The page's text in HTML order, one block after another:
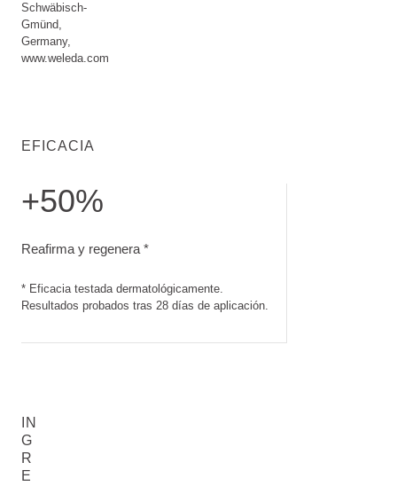
Schwäbisch-
Gmünd,
Germany,
www.weleda.com
EFICACIA
+50%
Reafirma y regenera *
* Eficacia testada dermatológicamente.
Resultados probados tras 28 días de aplicación.
IN
G
R
E